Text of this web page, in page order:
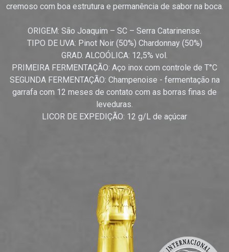
cremoso com boa estrutura e permanência de sabor na boca.
ORIGEM: São Joaquim – SC – Serra Catarinense.
TIPO DE UVA: Pinot Noir (50%) Chardonnay (50%)
GRAD. ALCOÓLICA: 12,5% vol.
PRIMEIRA FERMENTAÇÃO: Aço inox com controle de T°C
SEGUNDA FERMENTAÇÃO: Champenoise - fermentação na
garrafa com 12 meses de contato com as borras finas de
leveduras.
LICOR DE EXPEDIÇÃO: 12 g/L de açúcar